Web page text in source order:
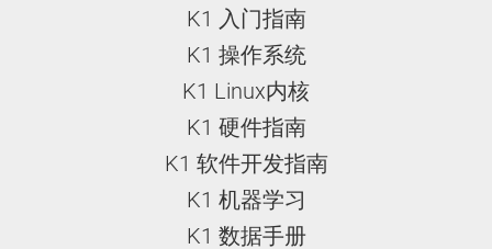
K1 入门指南
K1 操作系统
K1 Linux内核
K1 硬件指南
K1 软件开发指南
K1 机器学习
K1 数据手册